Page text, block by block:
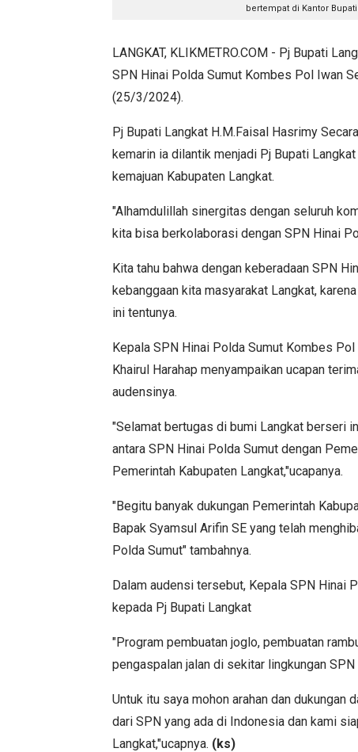
bertempat di Kantor
LANGKAT, KLIKMETRO.COM - Pj Bupati
SPN Hinai Polda Sumut Kombes Pol Iwan
(25/3/2024).
Pj Bupati Langkat H.M.Faisal Hasrimy
kemarin ia dilantik menjadi Pj Bupati
kemajuan Kabupaten Langkat.
"Alhamdulillah sinergitas dengan seluruh
kita bisa berkolaborasi dengan SPN Hinai
Kita tahu bahwa dengan keberadaan SPN
kebanggaan kita masyarakat Langkat,
ini tentunya.
Kepala SPN Hinai Polda Sumut Kombes
Khairul Harahap menyampaikan ucapan
audensinya.
"Selamat bertugas di bumi Langkat berseri
antara SPN Hinai Polda Sumut dengan
Pemerintah Kabupaten Langkat,"ucapanya.
"Begitu banyak dukungan Pemerintah
Bapak Syamsul Arifin SE yang telah
Polda Sumut" tambahnya.
Dalam audensi tersebut, Kepala SPN Hinai
kepada Pj Bupati Langkat
"Program pembuatan joglo, pembuatan
pengaspalan jalan di sekitar lingkungan
Untuk itu saya mohon arahan dan
dari SPN yang ada di Indonesia dan kami
Langkat,"ucapnya. (ks)